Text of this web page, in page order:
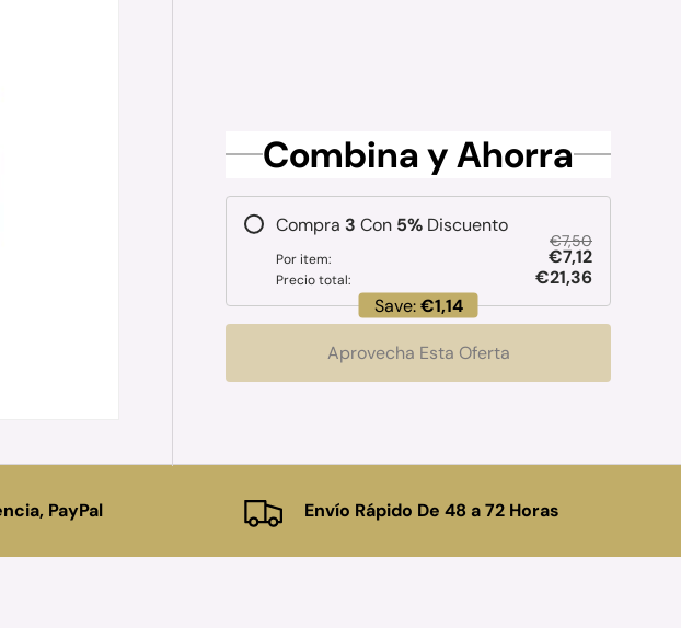
Combina y Ahorra
Compra 3 Con 5% Discuento
Por item:
€7,50
€7,12
Precio total:
€21,36
Save: €1,14
Aprovecha Esta Oferta
PayPal Envío Rápido De 48 a 72 Horas